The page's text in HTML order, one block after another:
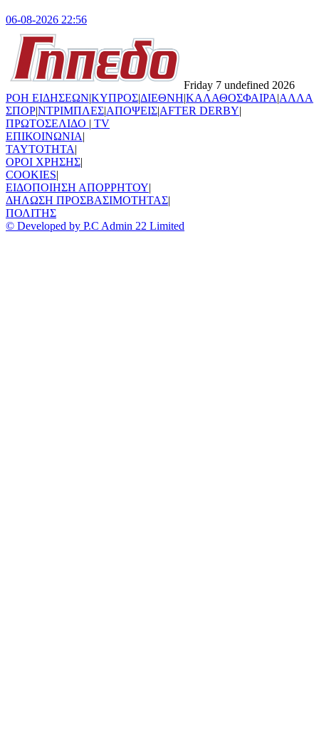
06-08-2026 22:56
Friday 7 undefined 2026
ΡΟΗ ΕΙΔΗΣΕΩΝ|ΚΥΠΡΟΣ|ΔΙΕΘΝΗ|ΚΑΛΑΘΟΣΦΑΙΡΑ|ΑΛΛΑ
ΣΠΟΡ|ΝΤΡΙΜΠΛΕΣ|ΑΠΟΨΕΙΣ|AFTER DERBY|
ΠΡΩΤΟΣΕΛΙΔΟ | TV
ΕΠΙΚΟΙΝΩΝΙΑ|
TAYTOTHTA|
ΟΡΟΙ ΧΡΗΣΗΣ|
COOKIES|
ΕΙΔΟΠΟΙΗΣΗ ΑΠΟΡΡΗΤΟΥ|
ΔΗΛΩΣΗ ΠΡΟΣΒΑΣΙΜΟΤΗΤΑΣ|
ΠΟΛΙΤΗΣ
© Developed by P.C Admin 22 Limited